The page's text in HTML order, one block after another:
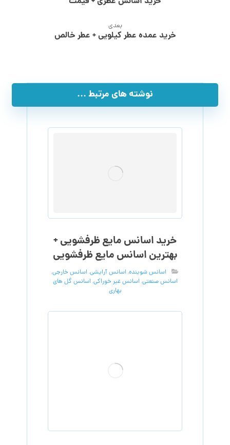
بعدی
خرید عمده عطر کیلویی + عطر خالص
نوشته های مرتبط ...
خرید اسانس مایع ظرفشویی +
بهترین اسانس مایع ظرفشویی
اسانس شوینده,اسانس آرایشی,اسانس خارجی,
اسانس صنعتی,اسانس غیر خوراکی,اسانس گل های
بهاری